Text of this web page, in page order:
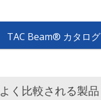
TAC Beam® カタログ
よく比較される製品